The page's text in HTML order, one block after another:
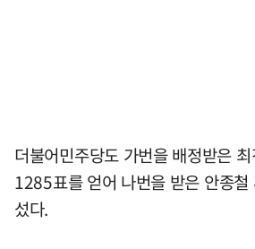
더불어민주당도 가번을 배정받은
1285표를 얻어 나번을 받은 안종
섰다.